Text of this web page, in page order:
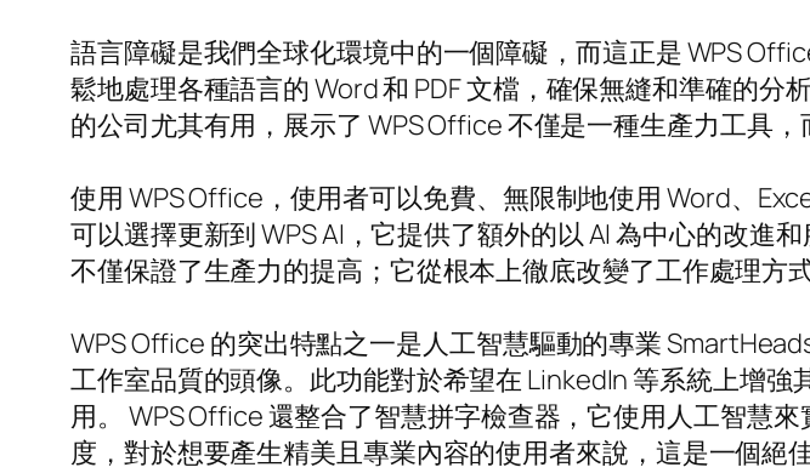
語言障礙是我們全球化環境中的一個障礙，而這正是 WPS
鬆地處理各種語言的 Word 和 PDF 文檔，確保無縫和準確的
的公司尤其有用，展示了 WPS Office 不僅是一種生產力工具，
使用 WPS Office，使用者可以免費、無限制地使用 Word、
可以選擇更新到 WPS AI，它提供了額外的以 AI 為中心的改進
不僅保證了生產力的提高；它從根本上徹底改變了工作處理方
WPS Office 的突出特點之一是人工智慧驅動的專業
工作室品質的頭像。此功能對於希望在 LinkedIn 等系統上增
用。 WPS Office 還整合了智慧拼字檢查器，它使用人工智慧
度，對於想要產生精美且專業內容的使用者來說，這是一個絕佳